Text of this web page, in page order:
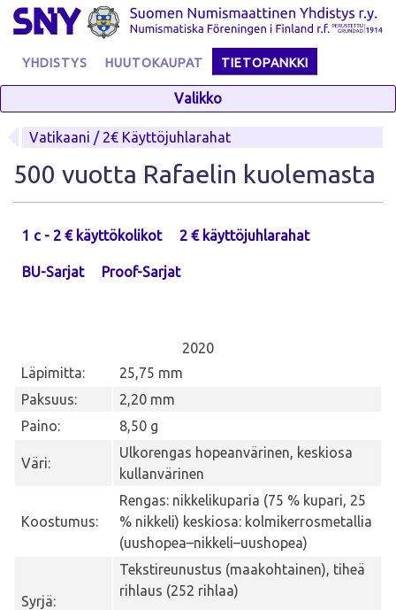
Skip
YHDISTYS HUUTOKAUPAT TIETOPANKKI
Valikko
Vatikaani / 2€ Käyttöjuhlarahat
500 vuotta Rafaelin kuolemasta
1 c - 2 € käyttökolikot 2 € käyttöjuhlarahat
BU-Sarjat Proof-Sarjat
2020
Läpimitta:
25,75 mm
Paksuus:
2,20 mm
Paino:
8,50 g
Väri:
Ulkorengas hopeanvärinen, keskiosa
kullanvärinen
Koostumus:
Rengas: nikkelikuparia (75 % kupari, 25
% nikkeli) keskiosa: kolmikerrosmetallia
(uushopea–nikkeli–uushopea)
Syrjä:
Tekstireunustus (maakohtainen), tiheä
rihlaus (252 rihlaa)